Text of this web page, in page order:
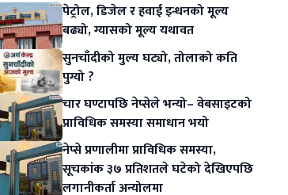
पेट्रोल, डिजेल र हवाई इन्धनको मूल्य
बढ्यो, ग्यासको मूल्य यथावत
सुनचाँदीको मुल्य घट्यो, तोलाको कति
पुग्यो ?
चार घण्टापछि नेप्सेले भन्यो– वेबसाइटको
प्राविधिक समस्या समाधान भयो
नेप्से प्रणालीमा प्राविधिक समस्या,
सूचकांक ३७ प्रतिशतले घटेको देखिएपछि
लगानीकर्ता अन्योलमा